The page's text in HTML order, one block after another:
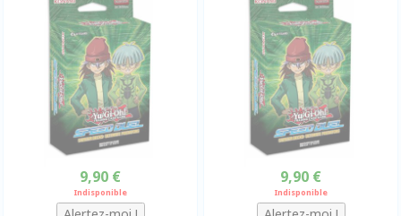
9,90 €
Indisponible
9,90 €
Indisponible